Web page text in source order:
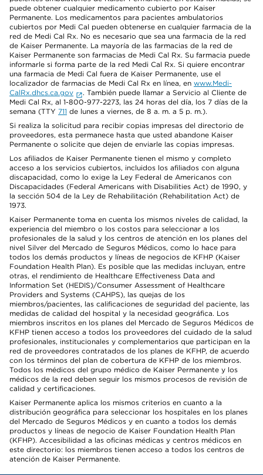
puede obtener cualquier medicamento cubierto por Kaiser
Permanente. Los medicamentos para pacientes ambulatorios
cubiertos por Medi Cal pueden obtenerse en cualquier farmacia de la
red de Medi Cal Rx. No es necesario que sea una farmacia de la red
de Kaiser Permanente. La mayoría de las farmacias de la red de
Kaiser Permanente son farmacias de Medi Cal Rx. Su farmacia puede
informarle si forma parte de la red Medi Cal Rx. Si quiere encontrar
una farmacia de Medi Cal fuera de Kaiser Permanente, use el
localizador de farmacias de Medi Cal Rx en línea, en www.Medi-
CalRx.dhcs.ca.gov
. También puede llamar a Servicio al Cliente de
Medi Cal Rx, al 1-800-977-2273, las 24 horas del día, los 7 días de la
semana (TTY 711 de lunes a viernes, de 8 a. m. a 5 p. m.).
Si realiza la solicitud para recibir copias impresas del directorio de
proveedores, esta permanece hasta que usted abandone Kaiser
Permanente o solicite que dejen de enviarle las copias impresas.
Los afiliados de Kaiser Permanente tienen el mismo y completo
acceso a los servicios cubiertos, incluidos los afiliados con alguna
discapacidad, como lo exige la Ley Federal de Americanos con
Discapacidades (Federal Americans with Disabilities Act) de 1990, y
la sección 504 de la Ley de Rehabilitación (Rehabilitation Act) de
1973.
Kaiser Permanente toma en cuenta los mismos niveles de calidad, la
experiencia del miembro o los costos para seleccionar a los
profesionales de la salud y los centros de atención en los planes del
nivel Silver del Mercado de Seguros Médicos, como lo hace para
todos los demás productos y líneas de negocios de KFHP (Kaiser
Foundation Health Plan). Es posible que las medidas incluyan, entre
otras, el rendimiento de Healthcare Effectiveness Data and
Information Set (HEDIS)/Consumer Assessment of Healthcare
Providers and Systems (CAHPS), las quejas de los
miembros/pacientes, las calificaciones de seguridad del paciente, las
medidas de calidad del hospital y la necesidad geográfica. Los
miembros inscritos en los planes del Mercado de Seguros Médicos de
KFHP tienen acceso a todos los proveedores del cuidado de la salud
profesionales, institucionales y complementarios que participan en la
red de proveedores contratados de los planes de KFHP, de acuerdo
con los términos del plan de cobertura de KFHP de los miembros.
Todos los médicos del grupo médico de Kaiser Permanente y los
médicos de la red deben seguir los mismos procesos de revisión de
calidad y certificaciones.
Kaiser Permanente aplica los mismos criterios en cuanto a la
distribución geográfica para seleccionar los hospitales en los planes
del Mercado de Seguros Médicos y en cuanto a todos los demás
productos y líneas de negocio de Kaiser Foundation Health Plan
(KFHP). Accesibilidad a las oficinas médicas y centros médicos en
este directorio: los miembros tienen acceso a todos los centros de
atención de Kaiser Permanente.